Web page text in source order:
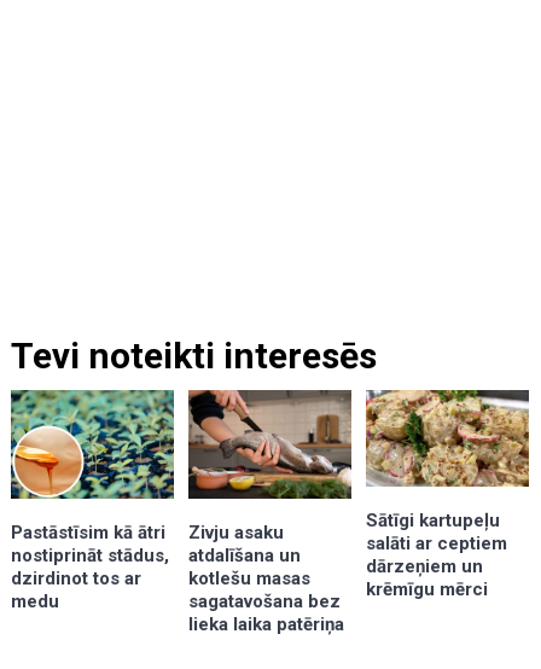
Tevi noteikti interesēs
Pastāstīsim kā ātri
nostiprināt stādus,
dzirdinot tos ar
medu
Zivju asaku
atdalīšana un
kotlešu masas
sagatavošana bez
lieka laika patēriņa
Sātīgi kartupeļu
salāti ar ceptiem
dārzeņiem un
krēmīgu mērci